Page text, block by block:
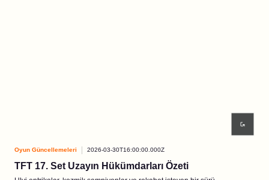
Oyun Güncellemeleri 2026-03-30T16:00:00.000Z
TFT 17. Set Uzayın Hükümdarları Özeti